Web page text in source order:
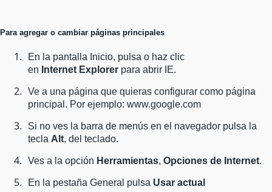
Para agregar o cambiar páginas principales
En la pantalla Inicio, pulsa o haz clic
en Internet Explorer para abrir IE.
Ve a una página que quieras configurar como página
principal. Por ejemplo: www.google.com
Si no ves la barra de menús en el navegador pulsa la
tecla Alt, del teclado.
Ves a la opción Herramientas, Opciones de Internet.
En la pestaña General pulsa Usar actual